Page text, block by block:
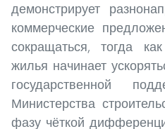
демонстрирует
коммерческие
сокращаться, тогда
жилья начинает
государственной
Министерства
фазу чёткой